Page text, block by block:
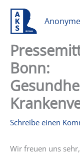
Inhalt
springen
Bonn:
Schreibe einen
Wir freuen uns